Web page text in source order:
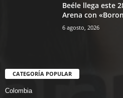
Beéle llega este
Arena con
6 agosto, 2026
CATEGORÍA POPULAR
Colombia